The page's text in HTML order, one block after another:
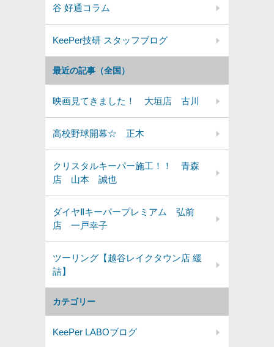
カテゴリー
KeePer LABOブログ
最近の記事（全国）
映画見てきました！ 大垣店 古川
高校野球開幕☆ 正木
クリスタルキーパー施工！！ 青森
店 山本 誠也
ダイヤⅡキーパープレミアム 弘前
店 一戸幸子
ツーリング【越谷レイクタウン店 緩
詰】
谷 好通コラム
KeePer技研 スタッフブログ